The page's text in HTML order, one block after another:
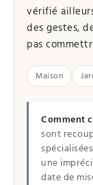
vérifié
des gestes,
pas
Maison
Comment
sont
une
date de